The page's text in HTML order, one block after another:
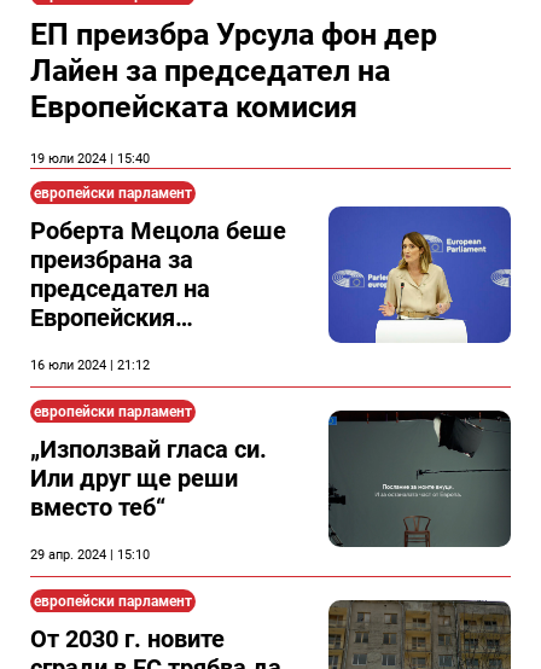
ЕП преизбра Урсула фон дер
Лайен за председател на
Европейската комисия
19 юли 2024 | 15:40
европейски парламент
Роберта Мецола беше
преизбрана за
председател на
Европейския
16 юли 2024 | 21:12
европейски парламент
„Използвай гласа си.
Или друг ще реши
вместо теб“
29 апр. 2024 | 15:10
европейски парламент
От 2030 г. новите